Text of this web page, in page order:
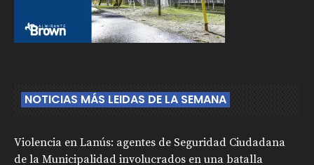
NOTICIAS MÁS LEIDAS DE LA SEMANA
Violencia en Lanús: agentes de Seguridad Ciudadana
de la Municipalidad involucrados en una batalla